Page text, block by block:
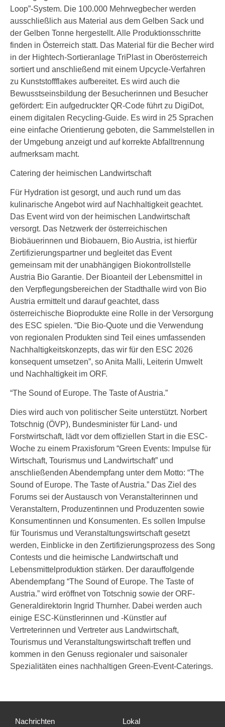
Loop”-System. Die 100.000 Mehrwegbecher werden
ausschließlich aus Material aus dem Gelben Sack und
der Gelben Tonne hergestellt. Alle Produktionsschritte
finden in Österreich statt. Das Material für die Becher wird
in der Hightech-Sortieranlage TriPlast in Oberösterreich
sortiert und anschließend mit einem Upcycle-Verfahren
zu Kunststoffflakes aufbereitet. Es wird auch die
Bewusstseinsbildung der Besucherinnen und Besucher
gefördert: Ein aufgedruckter QR-Code führt zu DigiDot,
einem digitalen Recycling-Guide. Es wird in 25 Sprachen
eine einfache Orientierung geboten, die Sammelstellen in
der Umgebung anzeigt und auf korrekte Abfalltrennung
aufmerksam macht.
Catering der heimischen Landwirtschaft
Für Hydration ist gesorgt, und auch rund um das
kulinarische Angebot wird auf Nachhaltigkeit geachtet.
Das Event wird von der heimischen Landwirtschaft
versorgt. Das Netzwerk der österreichischen
Biobäuerinnen und Biobauern, Bio Austria, ist hierfür
Zertifizierungspartner und begleitet das Event
gemeinsam mit der unabhängigen Biokontrollstelle
Austria Bio Garantie. Der Bioanteil der Lebensmittel in
den Verpflegungsbereichen der Stadthalle wird von Bio
Austria ermittelt und darauf geachtet, dass
österreichische Bioprodukte eine Rolle in der Versorgung
des ESC spielen. “Die Bio-Quote und die Verwendung
von regionalen Produkten sind Teil eines umfassenden
Nachhaltigkeitskonzepts, das wir für den ESC 2026
konsequent umsetzen”, so Anita Malli, Leiterin Umwelt
und Nachhaltigkeit im ORF.
“The Sound of Europe. The Taste of Austria.”
Dies wird auch von politischer Seite unterstützt. Norbert
Totschnig (ÖVP), Bundesminister für Land- und
Forstwirtschaft, lädt vor dem offiziellen Start in die ESC-
Woche zu einem Praxisforum “Green Events: Impulse für
Wirtschaft, Tourismus und Landwirtschaft” und
anschließenden Abendempfang unter dem Motto: “The
Sound of Europe. The Taste of Austria.” Das Ziel des
Forums sei der Austausch von Veranstalterinnen und
Veranstaltern, Produzentinnen und Produzenten sowie
Konsumentinnen und Konsumenten. Es sollen Impulse
für Tourismus und Veranstaltungswirtschaft gesetzt
werden, Einblicke in den Zertifizierungsprozess des Song
Contests und die heimische Landwirtschaft und
Lebensmittelproduktion stärken. Der darauffolgende
Abendempfang “The Sound of Europe. The Taste of
Austria.” wird eröffnet von Totschnig sowie der ORF-
Generaldirektorin Ingrid Thurnher. Dabei werden auch
einige ESC-Künstlerinnen und -Künstler auf
Vertreterinnen und Vertreter aus Landwirtschaft,
Tourismus und Veranstaltungswirtschaft treffen und
kommen in den Genuss regionaler und saisonaler
Spezialitäten eines nachhaltigen Green-Event-Caterings.
Nachrichten Lokal